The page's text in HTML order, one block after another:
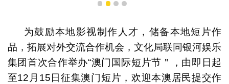
1 2 3 4
为鼓励本地影视制作人才，储备本地短片作
品，拓展对外交流合作机会，文化局联同银河娱乐
集团首次合作举办“澳门国际短片节＂，由即日起
至12月15日征集澳门短片，欢迎本澳居民提交作